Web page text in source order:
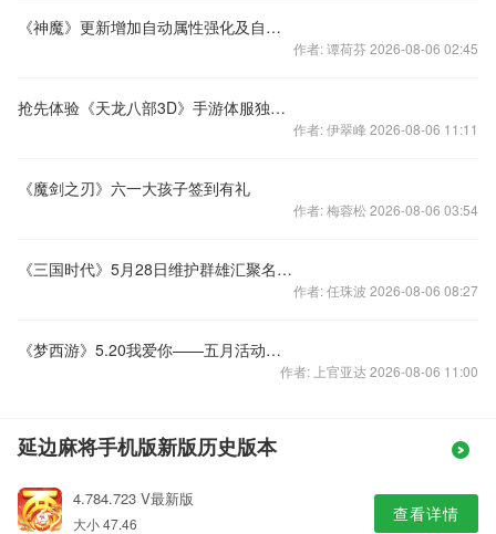
《神魔》更新增加自动属性强化及自动经脉强化
作者: 谭荷芬 2026-08-06 02:45
抢先体验《天龙八部3D》手游体服独家福利！
作者: 伊翠峰 2026-08-06 11:11
《魔剑之刃》六一大孩子签到有礼
作者: 梅蓉松 2026-08-06 03:54
《三国时代》5月28日维护群雄汇聚名将荟萃
作者: 任珠波 2026-08-06 08:27
《梦西游》5.20我爱你——五月活动第六波
作者: 上官亚达 2026-08-06 11:00
延边麻将手机版新版历史版本
4.784.723 V最新版
大小 47.46 查看详情